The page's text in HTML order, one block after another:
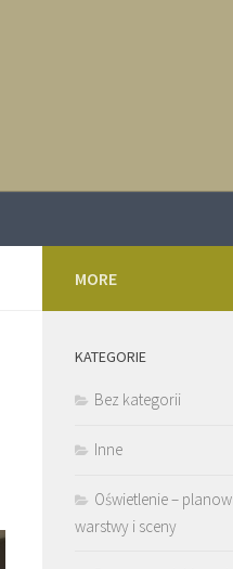
MORE
KATEGORIE
Bez kategorii
Inne
Oświetlenie –
warstwy i sceny